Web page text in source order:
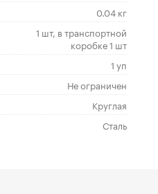
0.04 кг
1 шт, в транспортной
коробке 1 шт
1 уп
Не ограничен
Круглая
Сталь